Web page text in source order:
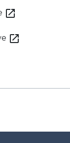
open_in_new
open_in_new